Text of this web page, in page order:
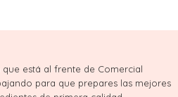
está al frente de Comercial
para que prepares las mejores